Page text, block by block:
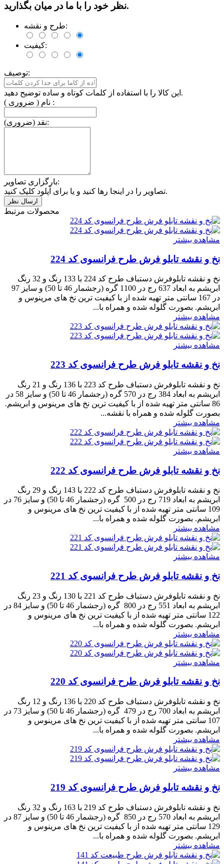
نظر خود را با ما در میان بگذارید.
طرح و نقشه:
کیفیت:
توصیف:
این کالا را با استفاده از کلمات کوتاه و ساده توضیح دهید.
نام ( ضروری ) :
نقد (ضروری):
بارگزاری تصاویر:
تصاویر را در اینجا رها کنید و یا برای آپلود کلیک کنید.
محصولات مرتبط
مشاهده بیشتر
نخ و نقشه تابلو فرش طرح فرانسوی کد 224
نخ و نقشه تابلوفرش دستباف طرح کد 224 با 133 رنگ و 32 رنگ
ابریشم به ابعاد 637 رج در 1100 گره (رجشمار 46 تا 50) و سایز 97
در 167 سانتی متر تهیه شده از با کیفیت ترین نخ های مرینوس و
ابریشم. بصورت گلوله شده و همراه با...
مشاهده بیشتر
مشاهده بیشتر
نخ و نقشه تابلو فرش طرح فرانسوی کد 223
نخ و نقشه تابلوفرش دستباف طرح کد 223 با 136 رنگ و 21 رنگ
ابریشم به ابعاد 384 رج در 570 گره (رجشمار 46 تا 50) و سایز 58 در
86 سانتی متر تهیه شده از با کیفیت ترین نخ های مرینوس و ابریشم.
بصورت گلوله شده و همراه با نقشه...
مشاهده بیشتر
مشاهده بیشتر
نخ و نقشه تابلو فرش طرح فرانسوی کد 222
نخ و نقشه تابلوفرش دستباف طرح کد 222 با 143 رنگ و 29 رنگ
ابریشم به ابعاد 719 رج در 500 گره (رجشمار 46 تا 50) و سایز 76 در
109 سانتی متر تهیه شده از با کیفیت ترین نخ های مرینوس و
ابریشم. بصورت گلوله شده و همراه با...
مشاهده بیشتر
مشاهده بیشتر
نخ و نقشه تابلو فرش طرح فرانسوی کد 221
نخ و نقشه تابلوفرش دستباف طرح کد 221 با 130 رنگ و 23 رنگ
ابریشم به ابعاد 551 رج در 800 گره (رجشمار 46 تا 50) و سایز 84 در
122 سانتی متر تهیه شده از با کیفیت ترین نخ های مرینوس و
ابریشم. بصورت گلوله شده و همراه با...
مشاهده بیشتر
مشاهده بیشتر
نخ و نقشه تابلو فرش طرح فرانسوی کد 220
نخ و نقشه تابلوفرش دستباف طرح کد 220 با 136 رنگ و 12 رنگ
ابریشم به ابعاد 700 رج در 479 گره (رجشمار 46 تا 50) و سایز 73 در
107 سانتی متر تهیه شده از با کیفیت ترین نخ های مرینوس و
ابریشم. بصورت گلوله شده و همراه با...
مشاهده بیشتر
مشاهده بیشتر
نخ و نقشه تابلو فرش طرح فرانسوی کد 219
نخ و نقشه تابلوفرش دستباف طرح کد 219 با 163 رنگ و 32 رنگ
ابریشم به ابعاد 570 رج در 850 گره (رجشمار 46 تا 50) و سایز 87 در
129 سانتی متر تهیه شده از با کیفیت ترین نخ های مرینوس و
ابریشم. بصورت گلوله شده و همراه با...
مشاهده بیشتر